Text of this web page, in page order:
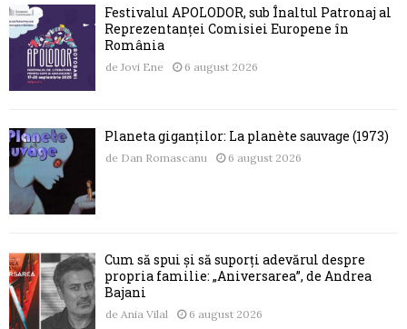
Festivalul APOLODOR, sub Înaltul Patronaj al
Reprezentanței Comisiei Europene în
România
de Jovi Ene 6 august 2026
Planeta giganților: La planète sauvage (1973)
de Dan Romascanu 6 august 2026
Cum să spui și să suporți adevărul despre
propria familie: „Aniversarea”, de Andrea
Bajani
de Ania Vilal 6 august 2026